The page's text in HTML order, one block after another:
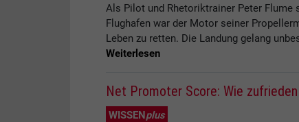
Als Pilot und Rhetoriktrainer Peter Flume
Flughafen war der Motor seiner
Leben zu retten. Die Landung gelang
Weiterlesen
Net Promoter Score: Wie
WISSENplus